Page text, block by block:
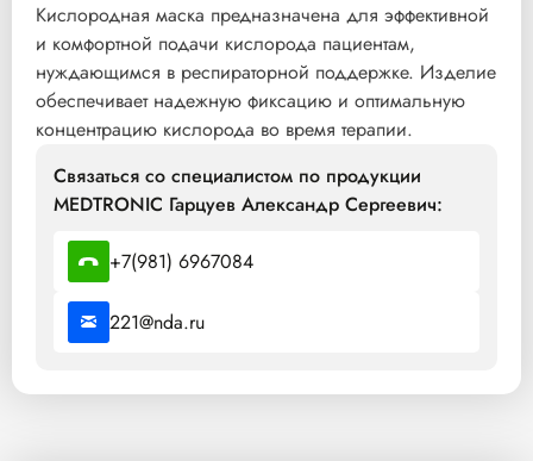
Кислородная маска предназначена для эффективной
и комфортной подачи кислорода пациентам,
нуждающимся в респираторной поддержке. Изделие
обеспечивает надежную фиксацию и оптимальную
концентрацию кислорода во время терапии.
Связаться со специалистом по продукции
MEDTRONIC Гарцуев Александр Сергеевич:
+7(981) 6967084
221@nda.ru